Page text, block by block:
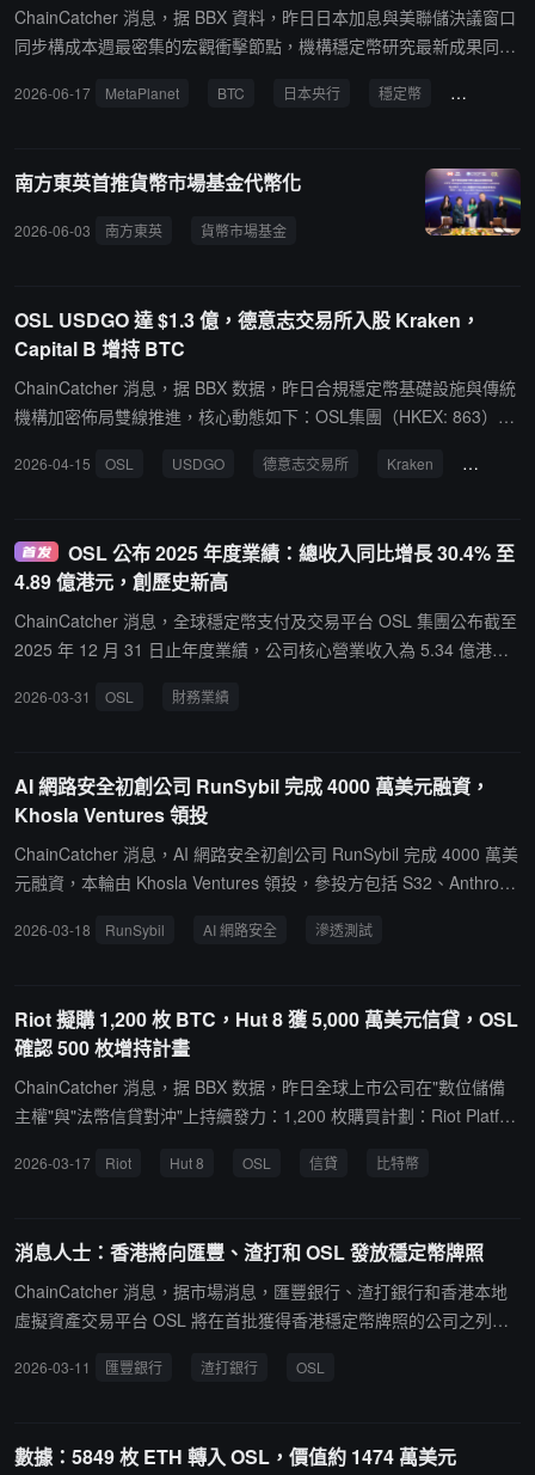
合規清結算通道。鏈上深度：Solana 等頭部公鏈為其穩定幣體系提
供高效低成本的鏈上價值傳輸通道；同時攜手富蘭克林邓普頓、華夏
拓展穩定幣鏈上應用生態。安全基建底座：由 Fireblocks、Cactus
SL 打造的是一套圍繞穩定幣支付與交易的完整生態體系。從穩定幣
發行和交易，到法幣與數幣的提現與充值與清結算，再到支持企業級
支付與財資管理的高性能區塊鏈與合規安全基建，作為亞洲穩定幣板
示合作夥伴網絡，已成提升透明度與市場信任的關鍵方式。據悉，Ro
otData 歡迎 Web3 項目方認領資料，並持續追蹤並開放更多項目業
務關係披露入口，該平台已連續發布多期加密項目生態圖譜，提名服
務 Visa、Stripe、Coinbase 等上游客戶的 Web3 生態合作夥伴。
ChainCatcher 消息，据 BBX 資料，昨日日本加息與美聯儲決議窗口
同步構成本週最密集的宏觀衝擊節點，機構穩定幣研究最新成果同日
企業 BTC 儲備方、全球上市公司比特幣持倉第三大（持有 40,177 枚
元走強從表面上壓低以日元計價的 BTC 賬面值，但比特幣隨即逆勢
上漲（CoinDesk 同日標題："Bitcoin rallies after Japan rate increas
$5,500 萬）第 20 期債券（EVO FUND）用於 BTC 增購。分析師警
告，若 BOJ 加息觸發"日元套息交易（Yen Carry Trade）"大規模平
倉，全球風險資產包括 BTC 可能遭受系統性去槓桿衝擊------但 Meta
planet 持有實物 BTC 而非槓桿頭寸，其主要風險為匯率折算效應而
非強制清倉。OSL Group（香港交易所：0863.HK） 與香港理工大
聯合發布白皮書，主題為《跨境貿易支付將驅動受監管企業穩定幣的
持有香港證監會 7 號（自動化交易服務）與 1 號（證券交易）牌照，
是目前全球少數同時具備機構託管與穩定幣結算實操經驗的上市合規
交易所，此前於 2026 年 4 月向機構客戶提供規模約 $1.3 億的 USD
GO 穩定幣結算服務。本次白皮書為香港金融監管機構的穩定幣政策
USD 上線、Western Union USDPT 部局共同構成全球企業穩定幣採
2026-06-17 MetaPlanet BTC 日本央行 穩定幣 OSL Group
南方東英首推貨幣市場基金代幣化
2026-06-03 南方東英 貨幣市場基金 投資者 OSL
OSL USDGO 達 $1.3 億，德意志交易所入股 Kraken，
Capital B 增持 BTC
ChainCatcher 消息，据 BBX 数据，昨日合規穩定幣基礎設施與傳統
機構加密佈局雙線推進，核心動態如下：OSL集團（HKEX: 863）於
模已達 $1.3 億；高盛旗下穩定幣儲備基金 STBXX 正式加入儲備資
Börse Group（XETRA: DB1）於 4 月 14 日通過官方公告宣布，以
$2 億收購 Kraken 母公司 Payward, Inc. 二級市場股份，獲得約 1.
5% 完全稀釋後持股；彭博測算對應 Kraken 估值約 $133 億，較 20
25 年 11 月股權轉讓時的 $200 億有所回落；交易預計 2026 年 Q2
ext Growth Paris: ALCPB）近期購入 37 枚 BTC（均價約 €60,89
增股份合計 36,613,919 股。
2026-04-15 OSL USDGO 德意志交易所 Kraken BTC
OSL 公布 2025 年度業績：總收入同比增長 30.4% 至
4.89 億港元，創歷史新高
ChainCatcher 消息，全球穩定幣支付及交易平台 OSL 集團公布截至
2025 年 12 月 31 日止年度業績，公司核心營業收入為 5.34 億港
長 30.4%；平台總交易額為 2012.2 億港元，同比增長 200.7%。收
2026-03-31 OSL 財務業績
AI 網路安全初創公司 RunSybil 完成 4000 萬美元融資，
Khosla Ventures 領投
ChainCatcher 消息，AI 網路安全初創公司 RunSybil 完成 4000 萬美
元融資，本輪由 Khosla Ventures 領投，參投方包括 S32、Anthropic
使投資人涵蓋 Nikesh Arora、Amit Agarwal、Jeff Dean 等，以及來
Meta 攻擊性安全紅隊負責人 Vlad Ionescu 於 2023 年聯合創立。其
核心產品為 AI 智能體 Sybil，可對線上運行的應用程式持續自動執行
滲透測試，無需人工介入即可發現、利用並記錄真實安全漏洞。
2026-03-18 RunSybil AI 網路安全 滲透測試
Riot 擬購 1,200 枚 BTC，Hut 8 獲 5,000 萬美元信貸，OSL
確認 500 枚增持計畫
ChainCatcher 消息，据 BBX 数据，昨日全球上市公司在"數位儲備
主權"與"法幣信貸對沖"上持續發力：1,200 枚購買計劃：Riot Platfor
比特幣購買議案，計劃在 48 小時內通過大宗交易購入 1,200 枚 BT
循環信貸額度，公司明確表示將利用該筆資金在市場回調期間進
行"擇機吸籌"，而非用於日常運營開支。500 枚增持確認：OSL Grou
p (0863.HK) 昨日晚間公告，將撥付年度利潤的 15% 用於增持比特
台進入"利潤幣化"階段。10,000 枚持倉目標：Cipher Mining (NASD
部"。1,500 萬歐元加倉：Bitcoin Group SE (XETRA: $ADE) 披露昨
2026-03-17 Riot Hut 8 OSL 信貸 比特幣
消息人士：香港將向匯豐、渣打和 OSL 發放穩定幣牌照
ChainCatcher 消息，据市場消息，匯豐銀行、渣打銀行和香港本地
虛擬資產交易平台 OSL 將在首批獲得香港穩定幣牌照的公司之列。
化。香港金管局稱，不評論市場傳聞。
2026-03-11 匯豐銀行 渣打銀行 OSL
數據：5849 枚 ETH 轉入 OSL，價值約 1474 萬美元